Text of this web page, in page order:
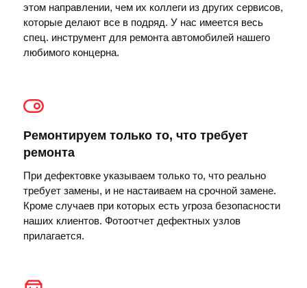
этом направлении, чем их коллеги из других сервисов,
которые делают все в подряд. У нас имеется весь
спец. инструмент для ремонта автомобилей нашего
любимого концерна.
Ремонтируем только то, что требует
ремонта
При дефектовке указываем только то, что реально
требует замены, и не настаиваем на срочной замене.
Кроме случаев при которых есть угроза безопасности
наших клиентов. Фотоотчет дефектных узлов
прилагается.